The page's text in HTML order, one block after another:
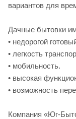
вариантов для
Дачные бытовки
• недорогой
• легкость
• мобильность.
• высокая
• возможность
Компания «Юг-